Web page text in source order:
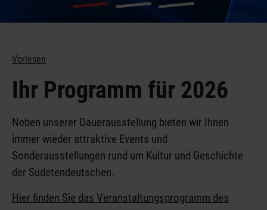
... und vieles
mehr
Vorlesen
Ihr Programm für 2026
Neben unserer Dauerausstellung bieten wir Ihnen
immer wieder attraktive Events und
Sonderausstellungen rund um Kultur und Geschichte
der Sudetendeutschen.
Hier finden Sie das Veranstaltungsprogramm des